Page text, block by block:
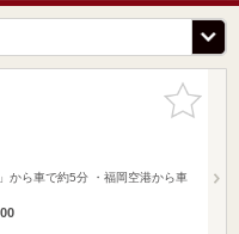
お気に入
りに追加
から車で約5分 ・福岡空港から車